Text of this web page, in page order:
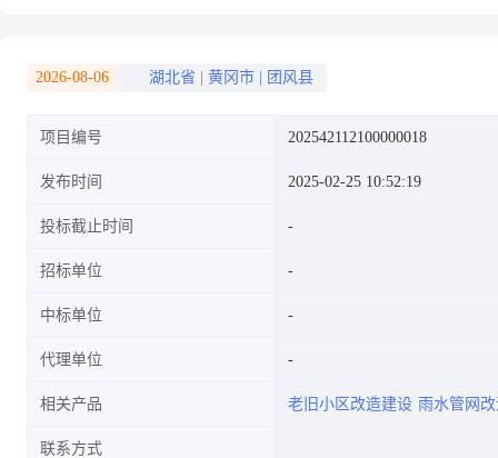
2026-08-06 湖北省 黄冈市 团风县
项目编号 202542112100000018
发布时间 2025-02-25 10:52:19
投标截止时间
招标单位
中标单位
代理单位
相关产品 老旧小区改造建设 雨水管网
联系方式